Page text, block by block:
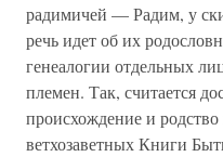
радимичей — Радим, у
речь идет об их
генеалогии отдельных
племен. Так, считается
происхождение и
ветхозаветных Книги